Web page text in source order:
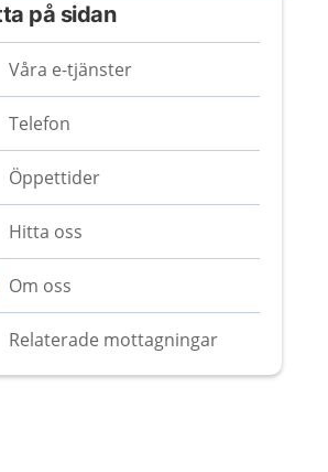
på sidan
Våra e-tjänster
Telefon
Öppettider
Hitta oss
Om oss
Relaterade mottagningar